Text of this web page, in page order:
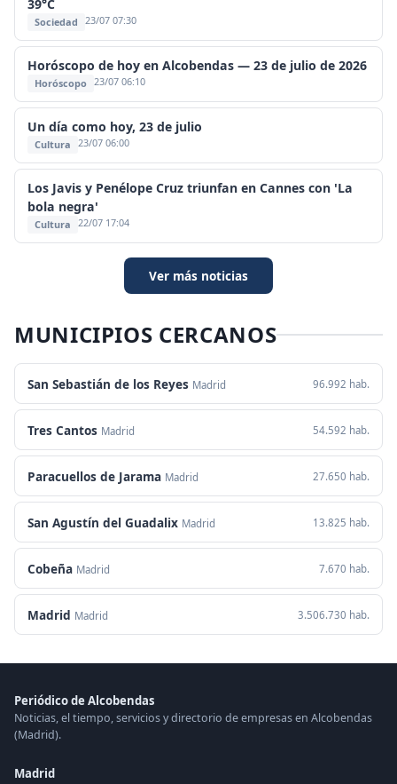
39°C
Sociedad 23/07 07:30
Horóscopo de hoy en Alcobendas — 23 de julio de 2026
Horóscopo 23/07 06:10
Un día como hoy, 23 de julio
Cultura 23/07 06:00
Los Javis y Penélope Cruz triunfan en Cannes con 'La
bola negra'
Cultura 22/07 17:04
Ver más noticias
MUNICIPIOS CERCANOS
San Sebastián de los Reyes Madrid 96.992 hab.
Tres Cantos Madrid 54.592 hab.
Paracuellos de Jarama Madrid 27.650 hab.
San Agustín del Guadalix Madrid 13.825 hab.
Cobeña Madrid 7.670 hab.
Madrid Madrid 3.506.730 hab.
Periódico de Alcobendas
Noticias, el tiempo, servicios y directorio de empresas en Alcobendas
(Madrid).
Madrid